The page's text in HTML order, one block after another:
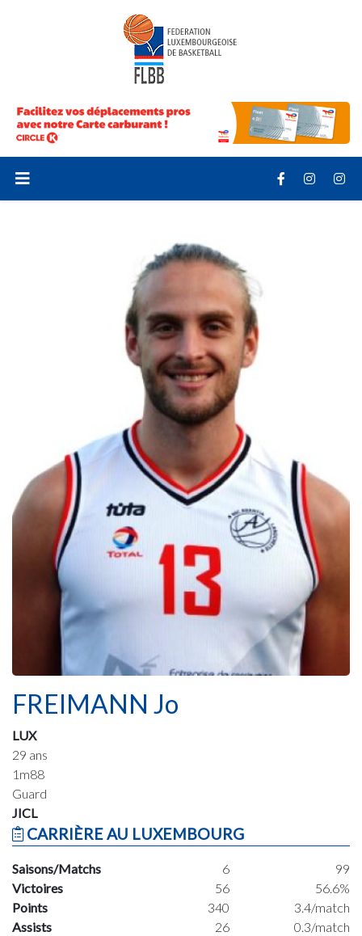
FREIMANN Jo
LUX
29 ans
1m88
Guard
JICL
CARRIÈRE AU LUXEMBOURG
Saisons/Matchs 6
99
Victoires
56
56.6%
Points
340
3.4/match
Assists
26
0.3/match